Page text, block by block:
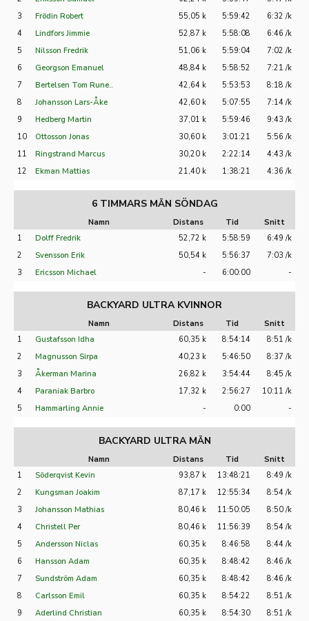
3
Frödin Robert 55,05 k 5:59:42
6:32 /k
4
Lindfors Jimmie 52,87 k 5:58:08
6:46 /k
5
Nilsson Fredrik 51,06 k 5:59:04
7:02 /k
6
Georgson Emanuel 48,84 k 5:58:52
7:21 /k
7
Bertelsen Tom Rune.. 42,64 k 5:53:53
8:18 /k
8
Johansson Lars-Åke 42,60 k 5:07:55
7:14 /k
9
Hedberg Martin 37,01 k 5:59:46
9:43 /k
10
Ottosson Jonas 30,60 k 3:01:21
5:56 /k
11
Ringstrand Marcus 30,20 k 2:22:14
4:43 /k
12
Ekman Mattias 21,40 k 1:38:21 4:36 /k
6 TIMMARS MÄN SÖNDAG
Namn Distans Tid
Snitt
1
Dolff Fredrik 52,72 k 5:58:59
6:49 /k
2
Svensson Erik 50,54 k 5:56:37
7:03 /k
3
Ericsson Michael - 6:00:00 -
BACKYARD ULTRA KVINNOR
Namn Distans Tid
Snitt
1
Gustafsson Idha 60,35 k 8:54:14
8:51 /k
2
Magnusson Sirpa 40,23 k 5:46:50
8:37 /k
3
Åkerman Marina 26,82 k 3:54:44
8:45 /k
4
Paraniak Barbro 17,32 k 2:56:27
10:11 /k
5
Hammarling Annie - 0:00 -
BACKYARD ULTRA MÄN
Namn Distans Tid
Snitt
1
Söderqvist Kevin 93,87 k 13:48:21
8:49 /k
2
Kungsman Joakim 87,17 k 12:55:34
8:54 /k
3
Johansson Mathias 80,46 k 11:50:05
8:50 /k
4
Christell Per 80,46 k 11:56:39
8:54 /k
5
Andersson Niclas 60,35 k 8:46:58
8:44 /k
6
Hansson Adam 60,35 k 8:48:42
8:46 /k
7
Sundström Adam 60,35 k 8:48:42
8:46 /k
8
Carlsson Emil 60,35 k 8:54:22
8:51 /k
9
Aderlind Christian 60,35 k 8:54:30
8:51 /k